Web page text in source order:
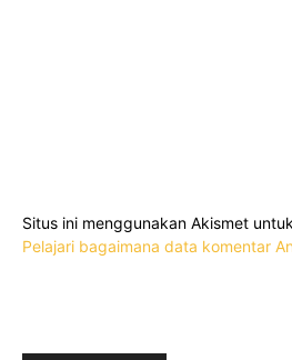
Situs ini menggunakan Akismet
Pelajari bagaimana data komentar